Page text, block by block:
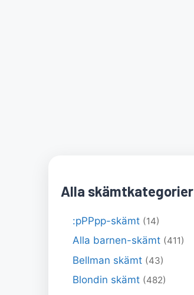
Alla skämtkategorier
:pPPpp-skämt (14)
Alla barnen-skämt (411)
Bellman skämt (43)
Blondin skämt (482)